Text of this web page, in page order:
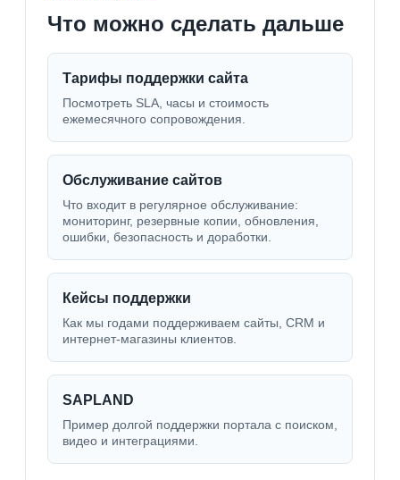
Что можно сделать дальше
Тарифы поддержки сайта
Посмотреть SLA, часы и стоимость
ежемесячного сопровождения.
Обслуживание сайтов
Что входит в регулярное обслуживание:
мониторинг, резервные копии, обновления,
ошибки, безопасность и доработки.
Кейсы поддержки
Как мы годами поддерживаем сайты, CRM и
интернет-магазины клиентов.
SAPLAND
Пример долгой поддержки портала с поиском,
видео и интеграциями.